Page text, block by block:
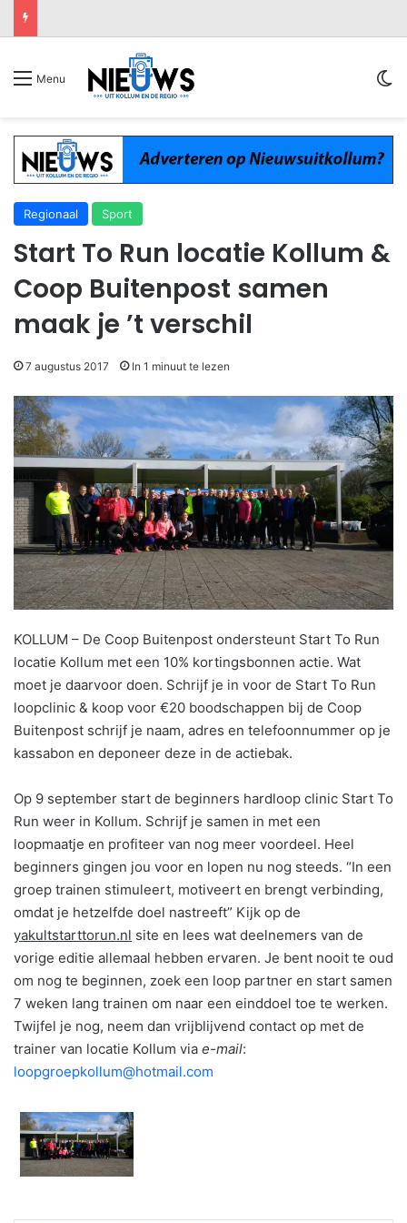
Menu
Regionaal Sport
Start To Run locatie Kollum &
Coop Buitenpost samen
maak je ’t verschil
7 augustus 2017 In 1 minuut te lezen
KOLLUM – De Coop Buitenpost ondersteunt Start To Run
locatie Kollum met een 10% kortingsbonnen actie. Wat
moet je daarvoor doen. Schrijf je in voor de Start To Run
loopclinic & koop voor €20 boodschappen bij de Coop
Buitenpost schrijf je naam, adres en telefoonnummer op je
kassabon en deponeer deze in de actiebak.
Op 9 september start de beginners hardloop clinic Start To
Run weer in Kollum. Schrijf je samen in met een
loopmaatje en profiteer van nog meer voordeel. Heel
beginners gingen jou voor en lopen nu nog steeds. “In een
groep trainen stimuleert, motiveert en brengt verbinding,
omdat je hetzelfde doel nastreeft” Kijk op de
yakultstarttorun.nl site en lees wat deelnemers van de
vorige editie allemaal hebben ervaren. Je bent nooit te oud
om nog te beginnen, zoek een loop partner en start samen
7 weken lang trainen om naar een einddoel toe te werken.
Twijfel je nog, neem dan vrijblijvend contact op met de
trainer van locatie Kollum via e-mail:
loopgroepkollum@hotmail.com